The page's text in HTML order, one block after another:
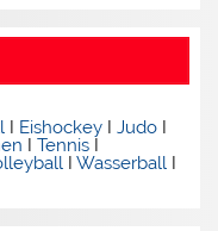
I Eishockey IJudo I
ITennis I
IWasserball I